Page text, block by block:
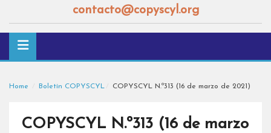
contacto@copyscyl.org
Home Boletín COPYSCYL COPYSCYL N.º313 (16 de marzo de 2021)
COPYSCYL N.º313 (16 de marzo